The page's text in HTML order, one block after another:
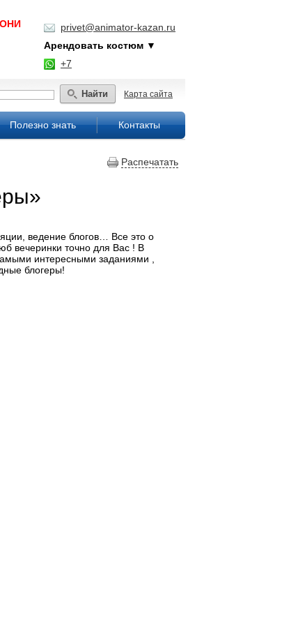
privet@animator-kazan.ru
Арендовать костюм ▼
+7
Найти Карта сайта
Полезно знать Контакты
Распечатать
ведение блогов… Все это о
вечеринки точно для Вас ! В
интересными заданиями ,
блогеры!